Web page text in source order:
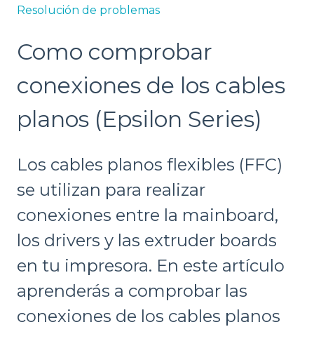
Resolución de problemas
Como comprobar
conexiones de los cables
planos (Epsilon Series)
Los cables planos flexibles (FFC)
se utilizan para realizar
conexiones entre la mainboard,
los drivers y las extruder boards
en tu impresora. En este artículo
aprenderás a comprobar las
conexiones de los cables planos